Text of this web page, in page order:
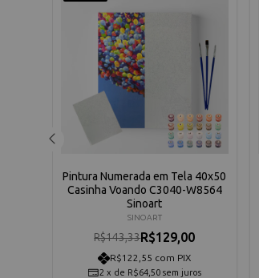
Pintura Numerada em Tela 40x50
Casinha Voando C3040-W8564
Sinoart
SINOART
R$143,33R$129,00
R$122,55 com PIX
2 x de R$64,50 sem juros